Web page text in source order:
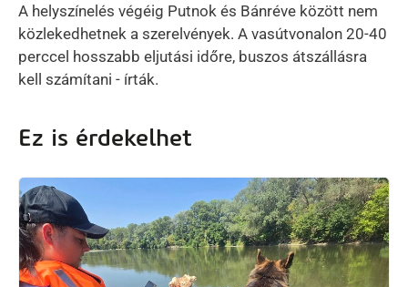
A helyszínelés végéig Putnok és Bánréve között nem
közlekedhetnek a szerelvények. A vasútvonalon 20-40
perccel hosszabb eljutási időre, buszos átszállásra
kell számítani - írták.
Ez is érdekelhet